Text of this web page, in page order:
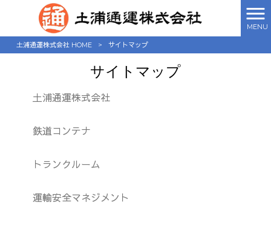
MENU
土浦通運株式会社 HOME > サイトマップ
サイトマップ
土浦通運株式会社
鉄道コンテナ
トランクルーム
運輸安全マネジメント